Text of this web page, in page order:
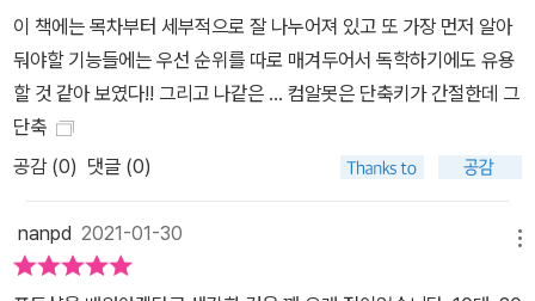
이 책에는 목차부터 세부적으로 잘 나누어져 있고 또 가장 먼저 알아
둬야할 기능들에는 우선 순위를 따로 매겨두어서 독학하기에도 유용
할 것 같아 보였다!! 그리고 나같은 ... 컴알못은 단축키가 간절한데 그
단축
공감 (0) 댓글 (0)
nanpd 2021-01-30